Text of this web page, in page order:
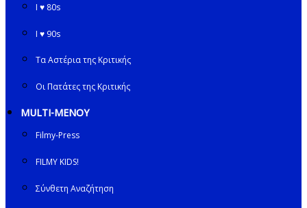
I ♥ 80s
I ♥ 90s
Τα Αστέρια της Κριτικής
Οι Πατάτες της Κριτικής
MULTI-ΜΕΝΟΥ
Filmy-Press
FILMY KIDS!
Σύνθετη Αναζήτηση